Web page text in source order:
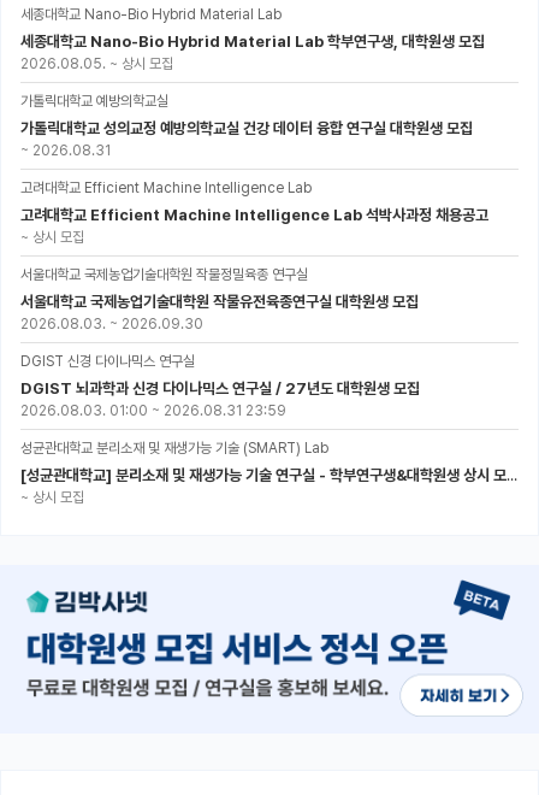
세종대학교 Nano-Bio Hybrid Material Lab
세종대학교 Nano-Bio Hybrid Material Lab 학부연구생, 대학원생 모집
2026.08.05. ~ 상시 모집
가톨릭대학교 예방의학교실
가톨릭대학교 성의교정 예방의학교실 건강 데이터 융합 연구실 대학원생 모집
~ 2026.08.31
고려대학교 Efficient Machine Intelligence Lab
고려대학교 Efficient Machine Intelligence Lab 석박사과정 채용공고
~ 상시 모집
서울대학교 국제농업기술대학원 작물정밀육종 연구실
서울대학교 국제농업기술대학원 작물유전육종연구실 대학원생 모집
2026.08.03. ~ 2026.09.30
DGIST 신경 다이나믹스 연구실
DGIST 뇌과학과 신경 다이나믹스 연구실 / 27년도 대학원생 모집
2026.08.03. 01:00 ~ 2026.08.31 23:59
성균관대학교 분리소재 및 재생가능 기술 (SMART) Lab
[성균관대학교] 분리소재 및 재생가능 기술 연구실 - 학부연구생&대학원생 상시 모집 (미래에너지공학과)
~ 상시 모집